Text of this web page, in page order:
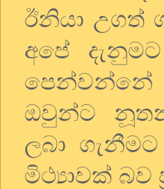
ඊනියා උගත්
අපේ
පෙන්වන්නේ
ඔවුන්ට
ලබා
මිථ්‍යාවක් බව